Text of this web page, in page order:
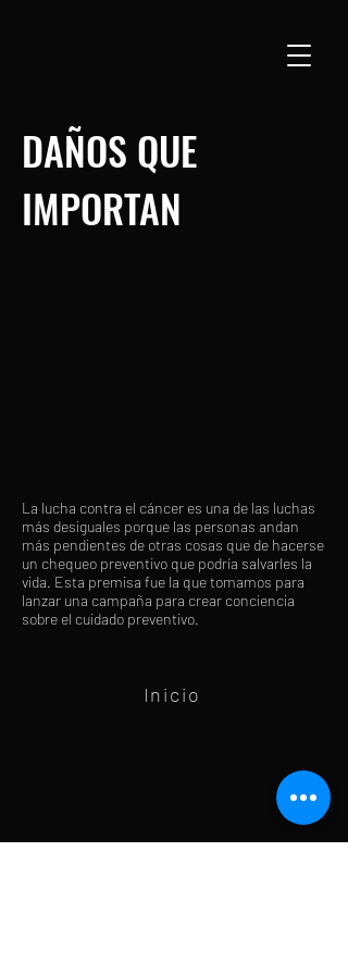
DAÑOS QUE
IMPORTAN
La lucha contra el cáncer es una de las luchas
más desiguales porque las personas andan
más pendientes de otras cosas que de hacerse
un chequeo preventivo que podría salvarles la
vida. Esta premisa fue la que tomamos para
lanzar una campaña para crear conciencia
sobre el cuidado preventivo.
Inicio